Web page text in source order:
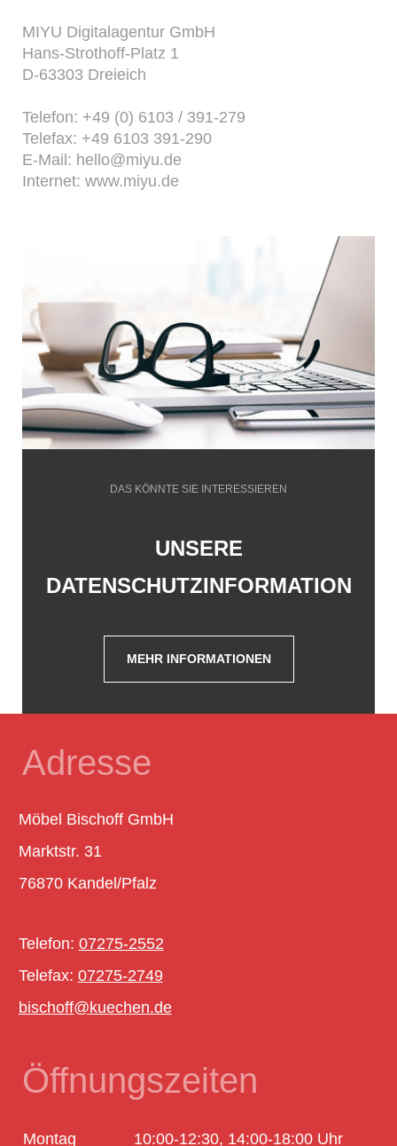
MIYU Digitalagentur GmbH
Hans-Strothoff-Platz 1
D-63303 Dreieich
Telefon: +49 (0) 6103 / 391-279
Telefax: +49 6103 391-290
E-Mail: hello@miyu.de
Internet:www.miyu.de
DAS KÖNNTE SIE INTERESSIEREN
UNSERE
DATENSCHUTZINFORMATION
MEHR INFORMATIONEN
Adresse
Möbel Bischoff GmbH
Marktstr. 31
76870 Kandel/Pfalz
Telefon: 07275-2552
Telefax: 07275-2749
bischoff@kuechen.de
Öffnungszeiten
Montag 10:00-12:30, 14:00-18:00 Uhr